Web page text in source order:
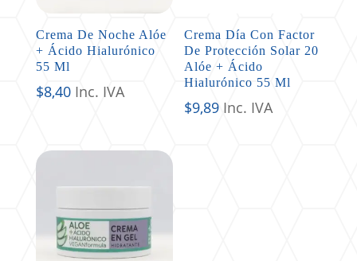
Crema De Noche Alóe
+ Ácido Hialurónico
55 Ml
$8,40 Inc. IVA
Crema Día Con Factor
De Protección Solar 20
Alóe + Ácido
Hialurónico 55 Ml
$9,89 Inc. IVA